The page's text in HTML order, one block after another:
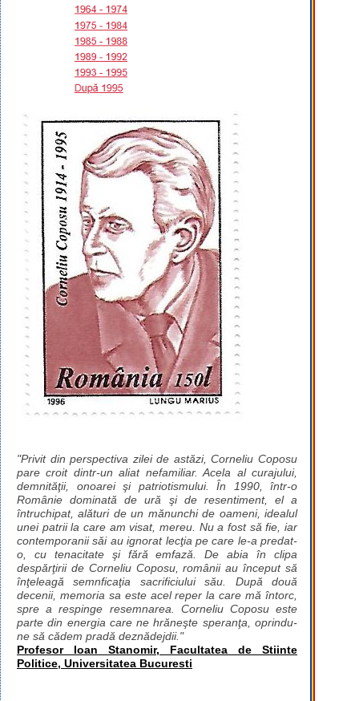
"Privit din perspectiva zilei de astăzi, Corneliu Coposu
pare croit dintr-un aliat nefamiliar. Acela al curajului,
demnităţii, onoarei şi patriotismului. În 1990, într-o
Românie dominată de ură şi de resentiment, el a
întruchipat, alături de un mănunchi de oameni, idealul
unei patrii la care am visat, mereu. Nu a fost să fie, iar
contemporanii săi au ignorat lecţia pe care le-a predat-
o, cu tenacitate şi fără emfază. De abia în clipa
despărţirii de Corneliu Coposu, românii au început să
înţeleagă semnficaţia sacrificiului său. După două
decenii, memoria sa este acel reper la care mă întorc,
spre a respinge resemnarea. Corneliu Coposu este
parte din energia care ne hrăneşte speranţa, oprindu-
ne să cădem pradă deznădejdii."
Profesor Ioan Stanomir, Facultatea de Stiinte
Politice, Universitatea Bucuresti